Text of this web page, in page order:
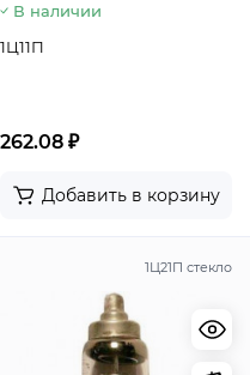
В наличии
1Ц11П
262.08 ₽
Добавить в корзину
1Ц21П стекло